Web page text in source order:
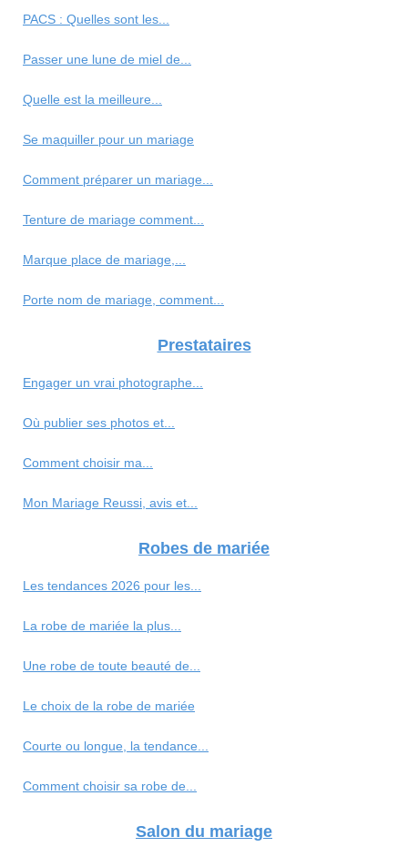
PACS : Quelles sont les...
Passer une lune de miel de...
Quelle est la meilleure...
Se maquiller pour un mariage
Comment préparer un mariage...
Tenture de mariage comment...
Marque place de mariage,...
Porte nom de mariage, comment...
Prestataires
Engager un vrai photographe...
Où publier ses photos et...
Comment choisir ma...
Mon Mariage Reussi, avis et...
Robes de mariée
Les tendances 2026 pour les...
La robe de mariée la plus...
Une robe de toute beauté de...
Le choix de la robe de mariée
Courte ou longue, la tendance...
Comment choisir sa robe de...
Salon du mariage